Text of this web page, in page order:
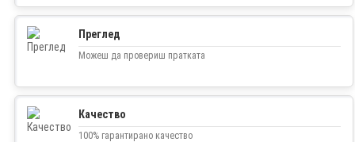
Преглед
Можеш да провериш пратката
Качество
100% гарантирано качество